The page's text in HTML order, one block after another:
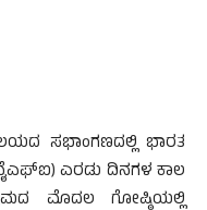
ಸಭಾಂಗಣದಲ್ಲಿ ಭಾರತ
ಎರಡು ದಿನಗಳ ಕಾಲ
ಮೊದಲ ಗೋಷ್ಠಿಯಲ್ಲಿ